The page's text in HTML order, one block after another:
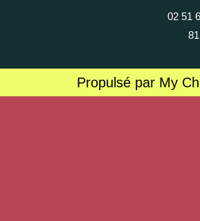
02 51
81
Propulsé par My